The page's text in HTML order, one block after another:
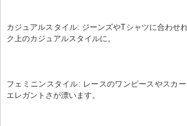
カジュアルスタイル: ジーンズやTシャツに合わせ
ク上のカジュアルスタイルに。
フェミニンスタイル: レースのワンピースやスカ
エレガントさが漂います。